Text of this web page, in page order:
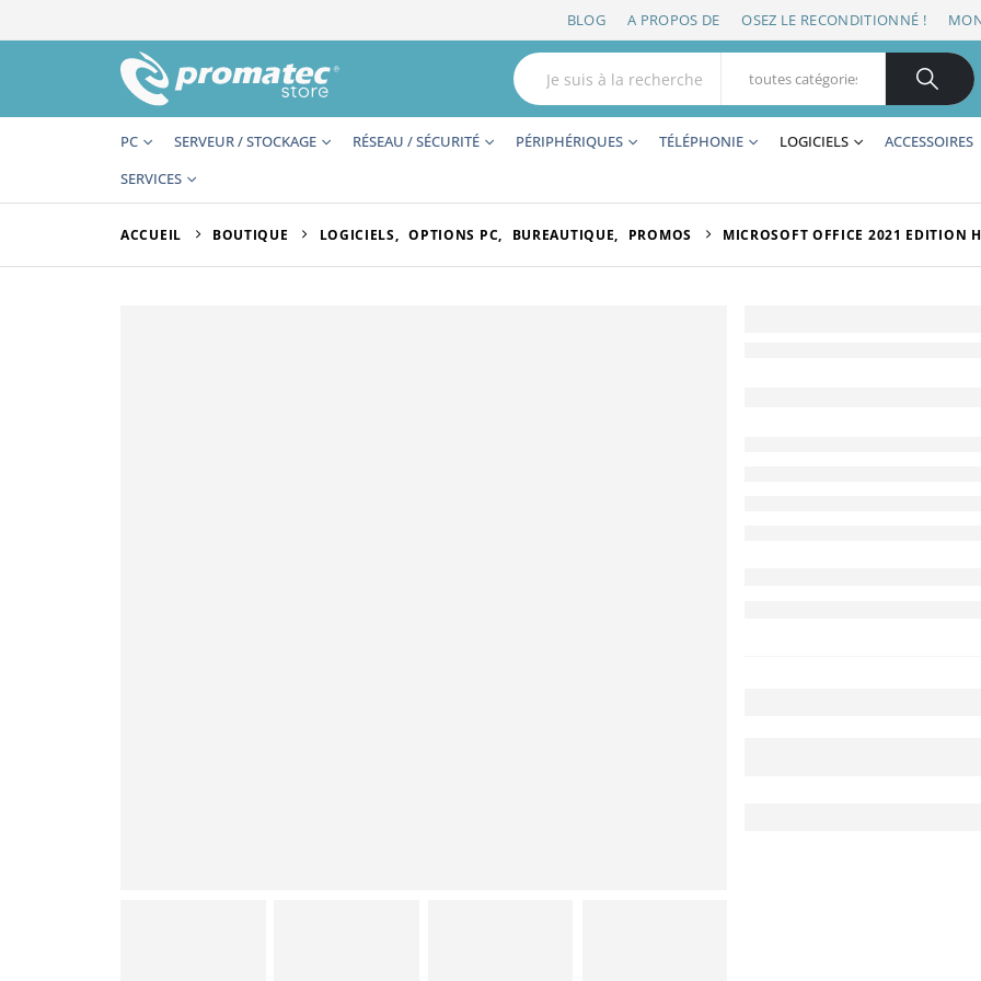
BLOG A PROPOS DE OSEZ LE RECONDITIONNÉ !
PC SERVEUR / STOCKAGE RÉSEAU / SÉCURITÉ PÉRIPHÉRIQUES TÉLÉPHONIE LOGICIELS
ACCESSOIRES
SERVICES
ACCUEIL BOUTIQUE LOGICIELS, OPTIONS PC, BUREAUTIQUE, PROMOS MICROSOFT OFFICE 2021 EDITION